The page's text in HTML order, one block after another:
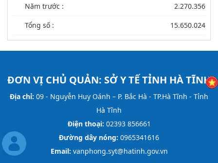
Năm trước : 2.270.356
Tổng số : 15.650.024
ĐƠN VỊ CHỦ QUẢN: SỞ Y TẾ TỈNH HÀ TĨNH
Địa chỉ: 09 - Nguyễn Huy Oánh – P. Bắc Hà - TP.Hà Tĩnh - Tỉnh
Hà Tĩnh
Điện thoại: 02393 856661
Đường dây nóng: 0965341616
Email: vanphong.syt@hatinh.gov.vn